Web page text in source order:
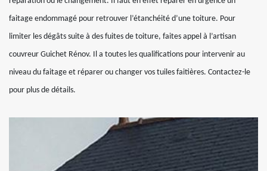
faitage endommagé pour retrouver l’étanchéité d’une toiture. Pour
limiter les dégâts suite à des fuites de toiture, faites appel à l’artisan
couvreur Guichet Rénov. Il a toutes les qualifications pour intervenir au
niveau du faitage et réparer ou changer vos tuiles faitières. Contactez-le
pour plus de détails.